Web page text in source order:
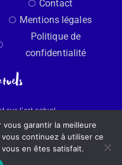
Contact
Mentions légales
Politique de
confidentialité
sur l’art actuel
garantir la meilleure
continuez à utiliser ce
en êtes satisfait.